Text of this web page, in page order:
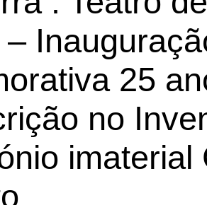
–
25
no
imaterial